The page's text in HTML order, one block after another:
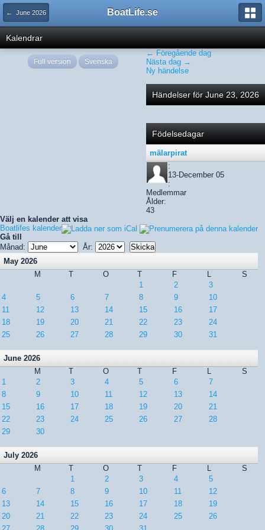
← June 2026 BoatLife.se
Kalendrar
← Föregående dag
Nästa dag →
Ny händelse
Händelser för June 23, 2026
Födelsedagar
mälarpirat
:
13-December 05
:
Medlemmar
Ålder:
43
Välj en kalender att visa
Boatlifes kalender
Gå till
Månad:
År:
May 2026
M
T O T F L
S
1
2
3
4
5 6 7 8 9
10
11
12 13 14 15 16
17
18
19 20 21 22 23
24
25
26 27 28 29 30 31
June 2026
M
T O T F L
S
1
2 3 4 5 6
7
8
9 10 11 12 13
14
15
16 17 18 19 20
21
22
23 24 25 26 27
28
29
30
July 2026
M
T O T F L
S
1
2 3 4
5
6
7 8 9 10 11
12
13
14 15 16 17 18
19
20
21 22 23 24 25
26
Full version Svenska